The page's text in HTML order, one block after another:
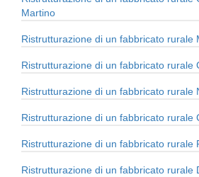
Martino
Ristrutturazione di un fabbricato rurale
Ristrutturazione di un fabbricato rurale
Ristrutturazione di un fabbricato rurale
Ristrutturazione di un fabbricato rurale
Ristrutturazione di un fabbricato rurale
Ristrutturazione di un fabbricato rurale